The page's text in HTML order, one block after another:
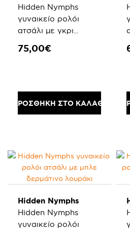
Hidden Nymphs
γυναικείο ρολόι
ατσάλι με γκρι
75,00€
ΠΡΟΣΘΗΚΗ ΣΤΟ ΚΑΛΑΘΙ
Hidden Nymphs
Hidden Nymphs
γυναικείο ρολόι